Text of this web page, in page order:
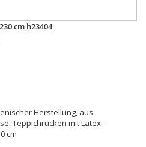
cm h23404
Herstellung, aus
Teppichrücken mit Latex-
cm